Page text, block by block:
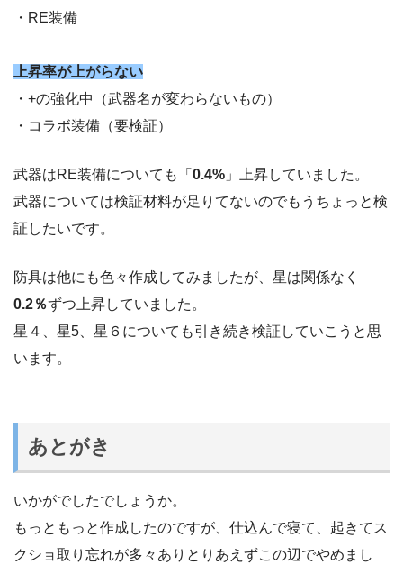
・RE装備
上昇率が上がらない
・+の強化中（武器名が変わらないもの）
・コラボ装備（要検証）
武器はRE装備についても「 0.4% 」上昇していました。
武器については検証材料が足りてないのでもうちょっと検
証したいです。
防具は他にも色々作成してみましたが、星は関係なく
0.2％ずつ上昇していました。
星４、星5、星６についても引き続き検証していこうと思
います。
あとがき
いかがでしたでしょうか。
もっともっと作成したのですが、仕込んで寝て、起きてス
クショ取り忘れが多々ありとりあえずこの辺でやめまし